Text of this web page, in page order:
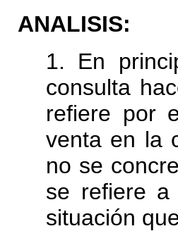
ANALISIS:
1. En
consulta
refiere por
venta en la
no se
se refiere a
situación